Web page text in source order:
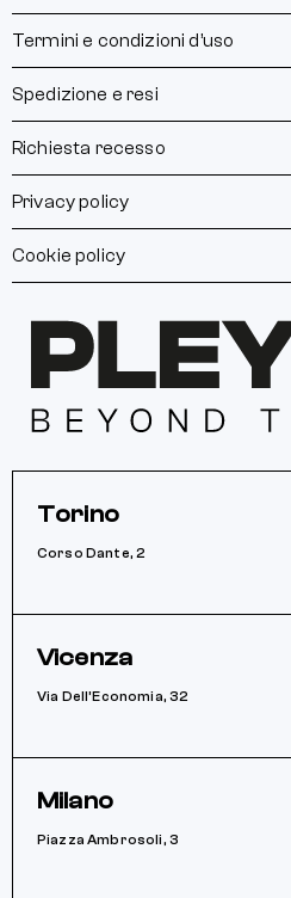
Termini e condizioni d’uso
Spedizione e resi
Richiesta recesso
Privacy policy
Cookie policy
Torino
Corso Dante, 2
Vicenza
Via Dell’Economia, 32
Milano
Piazza Ambrosoli, 3